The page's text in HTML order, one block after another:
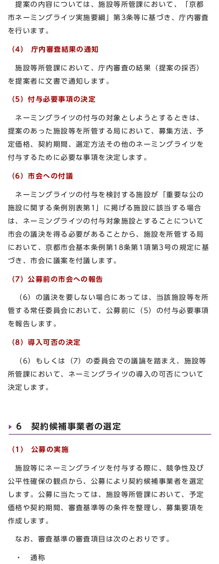
提案の内容については、施設等所管課において、「京都
市ネーミングライツ実施要綱」第3条等に基づき、庁内審査
を行います。
（4） 庁内審査結果の通知
施設等所管課において、庁内審査の結果（提案の採否）
を提案者に文書で通知します。
（5）付与必要事項の決定
ネーミングライツの付与の対象としようとするときは、
提案のあった施設等を所管する局において、募集方法、予
定価格、契約期間、選定方法その他のネーミングライツを
付与するために必要な事項を決定します。
（6）市会への付議
ネーミングライツの付与を検討する施設が「重要な公の
施設に関する条例別表第1」に掲げる施設に該当する場合
は、ネーミングライツの付与対象施設とすることについて
市会の議決を得る必要があることから、施設を所管する局
において、京都市会基本条例第18条第1項第3号の規定に基
づき、市会に議案を付議します。
（7）公募前の市会への報告
（6）の議決を要しない場合にあっては、当該施設等を所
管する常任委員会において、公募前に（5）の付与必要事項
を報告します。
（8）導入可否の決定
（6）もしくは（7）の委員会での議論を踏まえ、施設等
所管課において、ネーミングライツの導入の可否について
決定します。
6 契約候補事業者の選定
（1） 公募の実施
施設等にネーミングライツを付与する際に、競争性及び
公平性確保の観点から、公募により契約候補事業者を選定
します。公募に当たっては、施設等所管課において、予定
価格や契約期間、審査基準等の条件を整理し、募集要項を
作成します。
なお、審査基準の審査項目は次のとおりです。
・ 通称